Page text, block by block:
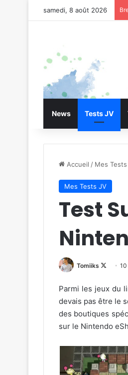
samedi, 8 août 2026
News Tests JV
Accueil / Mes
Mes Tests JV
Test
Tomiiks
Follow
X
Parmi les jeux du
devais pas être le
des boutiques
sur le Nintendo